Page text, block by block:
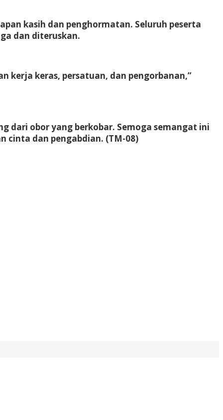
kasih dan penghormatan. Seluruh peserta
dan diteruskan.
kerja keras, persatuan, dan pengorbanan,”
dari obor yang berkobar. Semoga semangat ini
cinta dan pengabdian. (TM-08)